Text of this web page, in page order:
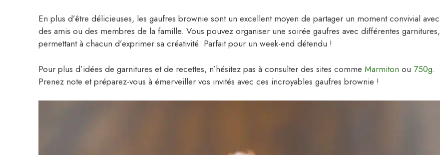
En plus d’être délicieuses, les gaufres brownie sont un excellent moyen de partager un moment convivial avec
des amis ou des membres de la famille. Vous pouvez organiser une soirée gaufres avec différentes garnitures,
permettant à chacun d’exprimer sa créativité. Parfait pour un week-end détendu !
Pour plus d’idées de garnitures et de recettes, n’hésitez pas à consulter des sites comme Marmiton ou 750g.
Prenez note et préparez-vous à émerveiller vos invités avec ces incroyables gaufres brownie !